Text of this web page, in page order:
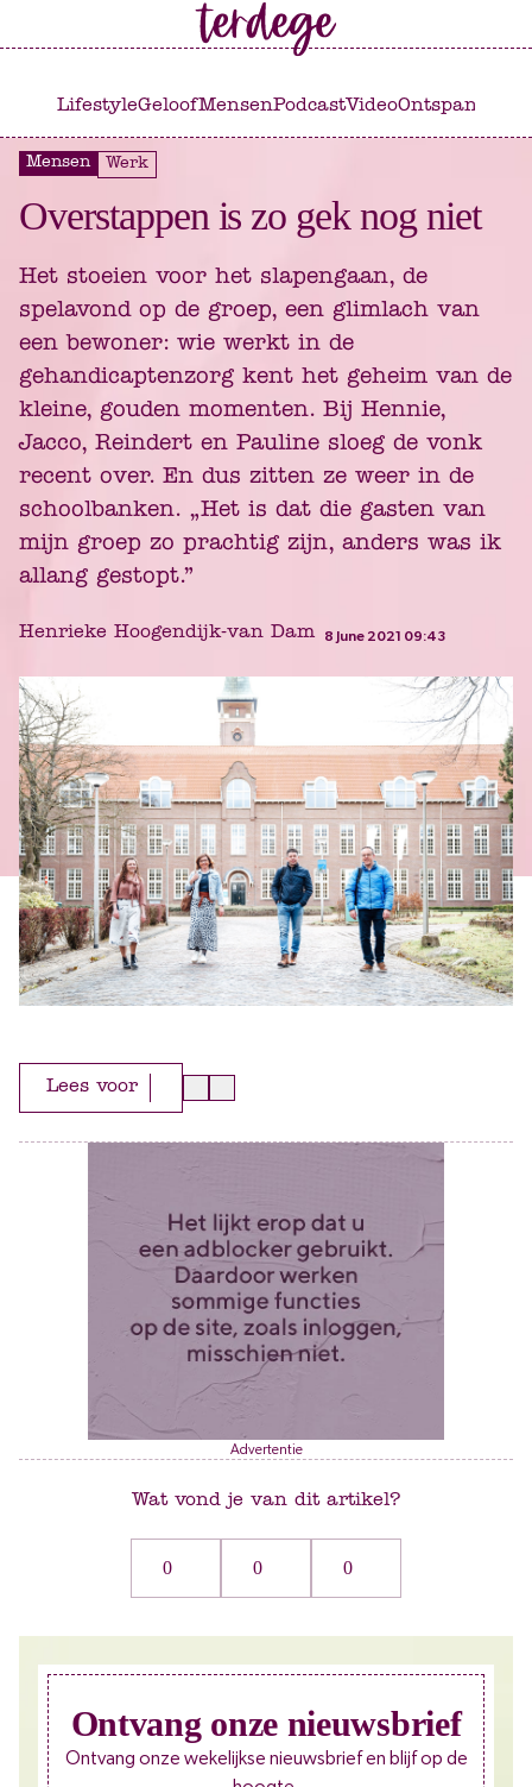
LifestyleGeloofMensenPodcastVideoOntspannen
Mensen Werk
Overstappen is zo gek nog niet
Het stoeien voor het slapengaan, de
spelavond op de groep, een glimlach van
een bewoner: wie werkt in de
gehandicaptenzorg kent het geheim van de
kleine, gouden momenten. Bij Hennie,
Jacco, Reindert en Pauline sloeg de vonk
recent over. En dus zitten ze weer in de
schoolbanken. „Het is dat die gasten van
mijn groep zo prachtig zijn, anders was ik
allang gestopt.”
Henrieke Hoogendijk-van Dam 8 June 2021 09:43
Lees voor
Advertentie
Wat vond je van dit artikel?
0 0 0
Ontvang onze nieuwsbrief
Ontvang onze wekelijkse nieuwsbrief en blijf op de